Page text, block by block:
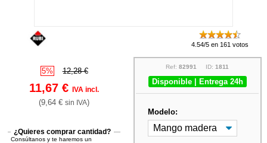
4.54/5 en 161 votos
5% 12,28 €
11,67 €IVA incl.
(9,64 €sin IVA)
¿Quieres comprar cantidad?
Consúltanos y te haremos un
Ref:82991 ID:1811
Disponible | Entrega 24h
Modelo: